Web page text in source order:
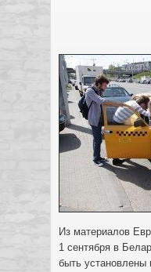
Из материалов
1 сентября в
быть